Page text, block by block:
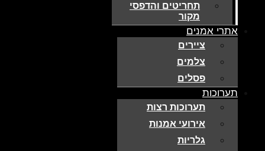
תחריטים והדפסי
מקור
אתרי אמנים
ציירים
צלמים
פסלים
תערוכות
תערוכות רצות
אירועי אמנות
גלריות